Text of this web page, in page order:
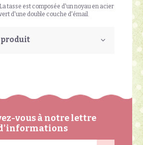
tasse est composée d'un noyau en acier
d'une double couche d'émail.
produit
vous à notre lettre